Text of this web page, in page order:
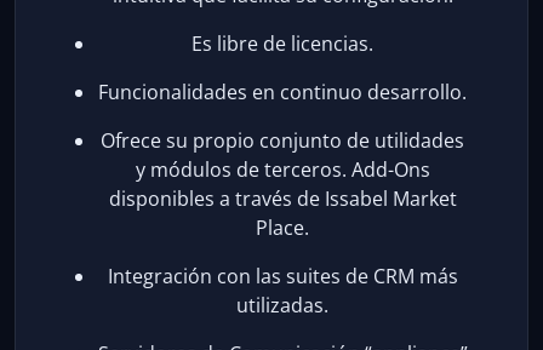
Es libre de licencias.
Funcionalidades en continuo desarrollo.
Ofrece su propio conjunto de utilidades
y módulos de terceros. Add-Ons
disponibles a través de Issabel Market
Place.
Integración con las suites de CRM más
utilizadas.